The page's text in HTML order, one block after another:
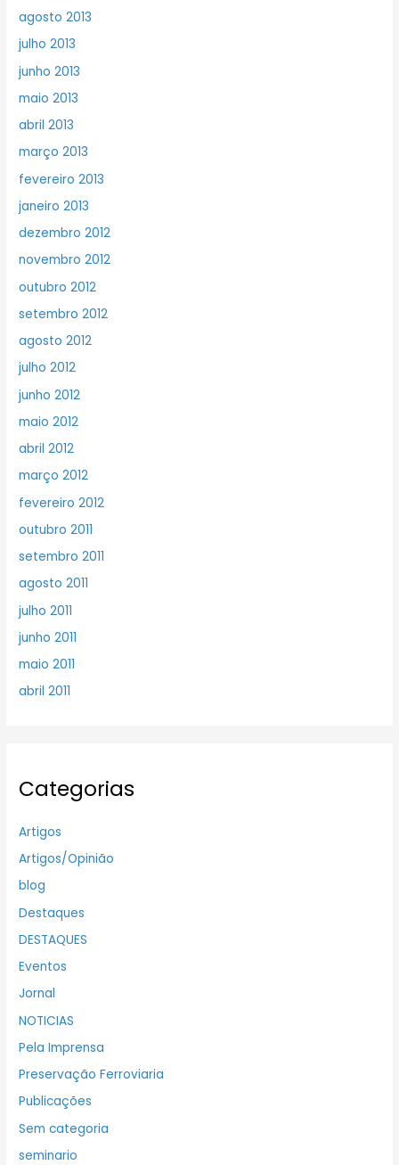
agosto 2013
julho 2013
junho 2013
maio 2013
abril 2013
março 2013
fevereiro 2013
janeiro 2013
dezembro 2012
novembro 2012
outubro 2012
setembro 2012
agosto 2012
julho 2012
junho 2012
maio 2012
abril 2012
março 2012
fevereiro 2012
outubro 2011
setembro 2011
agosto 2011
julho 2011
junho 2011
maio 2011
abril 2011
Categorias
Artigos
Artigos/Opinião
blog
Destaques
DESTAQUES
Eventos
Jornal
NOTICIAS
Pela Imprensa
Preservação Ferroviaria
Publicações
Sem categoria
seminario